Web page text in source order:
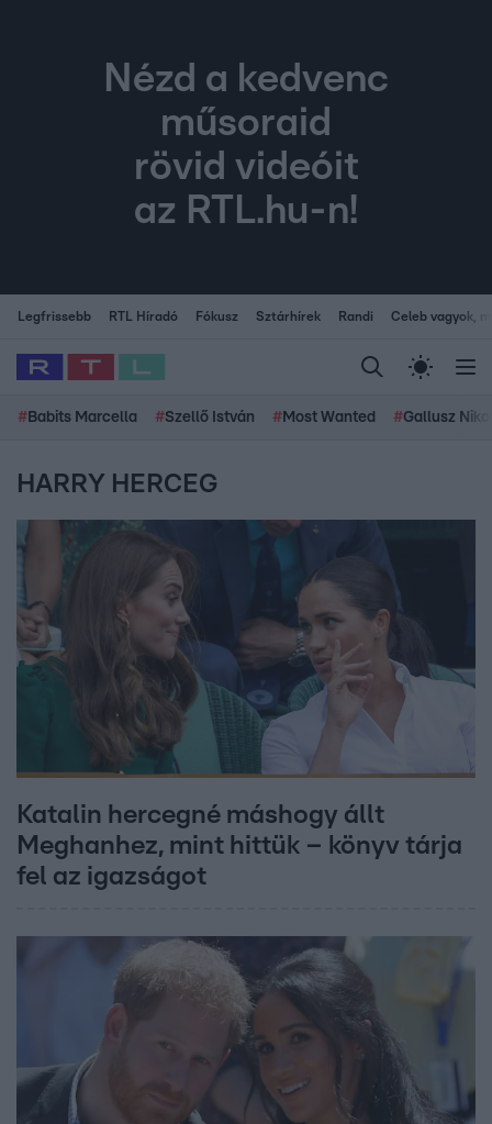
Nézd a kedvenc
műsoraid
rövid videóit
az RTL.hu-n!
Legfrissebb RTL Híradó Fókusz Sztárhírek Randi Celeb vagyok,
# Babits Marcella #Szellő István # Most Wanted #Gallusz
HARRY HERCEG
Katalin hercegné máshogy állt
Meghanhez, mint hittük – könyv tárja
fel az igazságot